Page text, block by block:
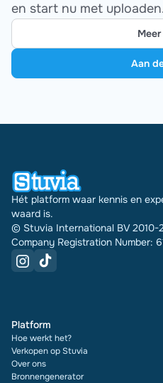
en start nu met
Aan
Hét platform waar kennis en
waard is.
© Stuvia International BV 2010-
Company Registration Number:
Platform
Hoe werkt het?
Verkopen op Stuvia
Over ons
Bronnengenerator